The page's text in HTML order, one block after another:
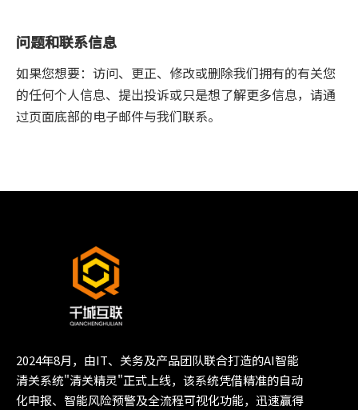
问题和联系信息
如果您想要：访问、更正、修改或删除我们拥有的有关您
的任何个人信息、提出投诉或只是想了解更多信息，请通
过页面底部的电子邮件与我们联系。
2024年8月，由IT、关务及产品团队联合打造的AI智能
清关系统"清关精灵"正式上线，该系统凭借精准的自动
化申报、智能风险预警及全流程可视化功能，迅速赢得